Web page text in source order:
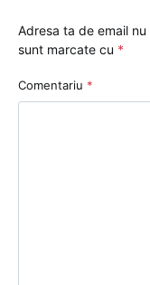
Adresa ta de email
sunt marcate cu *
Comentariu *